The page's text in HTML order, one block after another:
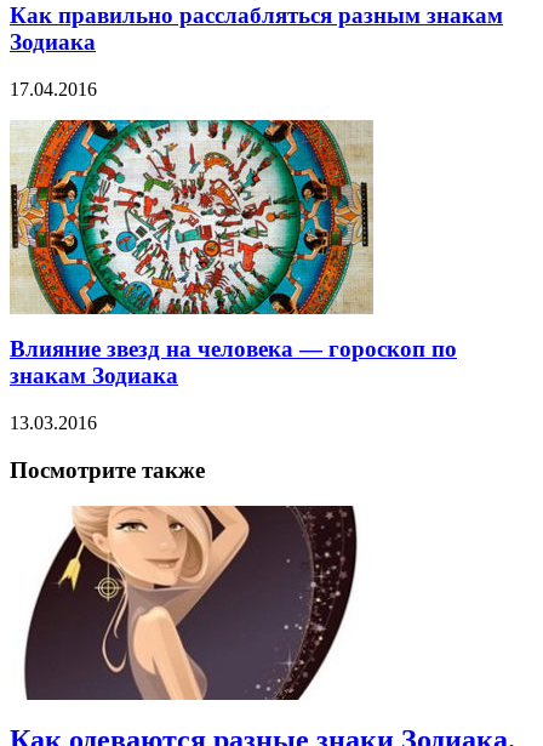
Как правильно расслабляться разным знакам
Зодиака
17.04.2016
Влияние звезд на человека — гороскоп по
знакам Зодиака
13.03.2016
Посмотрите также